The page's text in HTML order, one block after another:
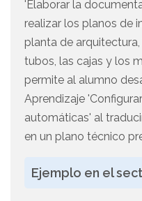
'Elaborar la
realizar los planos de
planta de
tubos, las cajas y los
permite al alumno
Aprendizaje
automáticas' al
en un plano técnico
Ejemplo en el